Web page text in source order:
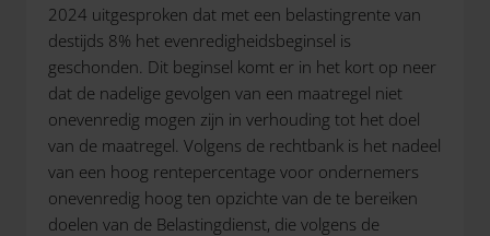
2024 uitgesproken dat met een belastingrente van
destijds 8% het evenredigheidsbeginsel is
geschonden. Dit beginsel komt er in het kort op neer
dat de nadelige gevolgen van een maatregel niet
onevenredig mogen zijn in verhouding tot het doel
van de maatregel. Volgens de rechtbank is het nadeel
van een hoog rentepercentage voor ondernemers
onevenredig hoog ten opzichte van de te bereiken
doelen van de Belastingdienst, die volgens de